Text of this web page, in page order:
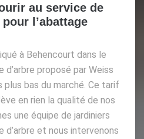
au service de
l’abattage
à Behencourt dans le
d’arbre proposé par Weiss
bas du marché. Ce tarif
en rien la qualité de nos
une équipe de jardiniers
et nous intervenons